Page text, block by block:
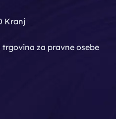
Kranj
za pravne osebe